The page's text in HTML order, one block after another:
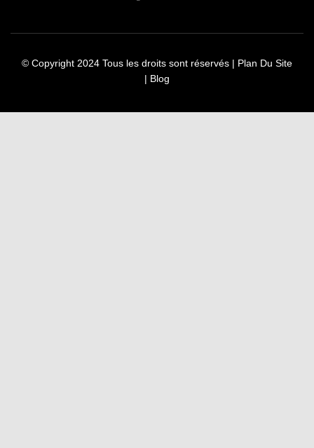
© Copyright 2024 Tous les droits sont réservés | Plan Du Site
| Blog